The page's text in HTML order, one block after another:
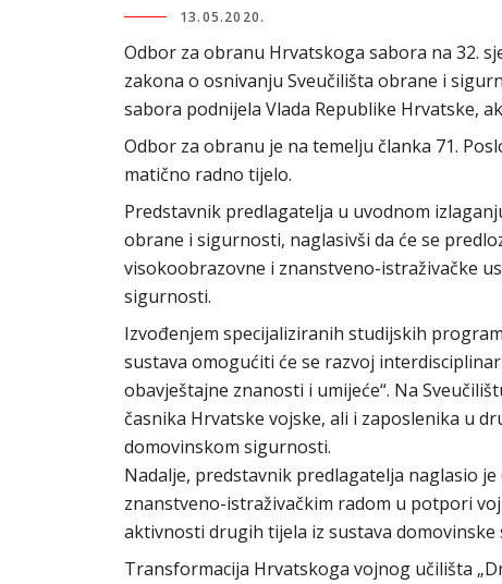
13.05.2020.
Odbor za obranu Hrvatskoga sabora na 32.
zakona o osnivanju Sveučilišta obrane i
sabora podnijela Vlada Republike Hrvatske,
Odbor za obranu je na temelju članka 71.
matično radno tijelo.
Predstavnik predlagatelja u uvodnom
obrane i sigurnosti, naglasivši da će se
visokoobrazovne i znanstveno-istraživačke
sigurnosti.
Izvođenjem specijaliziranih studijskih
sustava omogućiti će se razvoj
obavještajne znanosti i umijeće“. Na
časnika Hrvatske vojske, ali i zaposlenika u
domovinskom sigurnosti.
Nadalje, predstavnik predlagatelja naglasio
znanstveno-istraživačkim radom u potpori
aktivnosti drugih tijela iz sustava domovinske
Transformacija Hrvatskoga vojnog učilišta